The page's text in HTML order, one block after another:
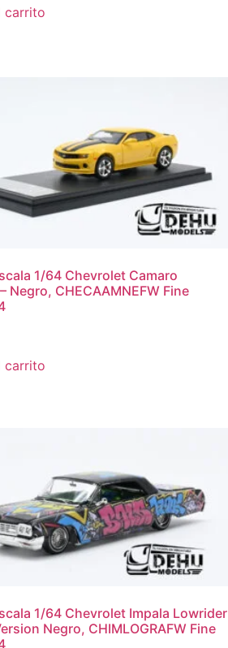
carrito
1/64 Chevrolet Camaro
Negro, CHECAAMNEFW Fine
carrito
1/64 Chevrolet Impala Lowrider
Negro, CHIMLOGRAFW Fine